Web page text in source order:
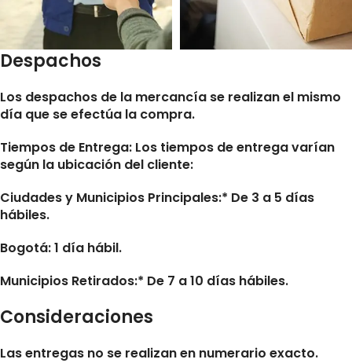
Despachos
Los despachos de la mercancía se realizan el mismo
día que se efectúa la compra.
Tiempos de Entrega: Los tiempos de entrega varían
según la ubicación del cliente:
Ciudades y Municipios Principales:* De 3 a 5 días
hábiles.
Bogotá: 1 día hábil.
Municipios Retirados:* De 7 a 10 días hábiles.
Consideraciones
Las entregas no se realizan en numerario exacto.